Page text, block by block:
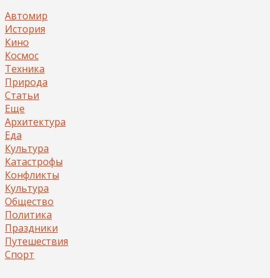
Автомир
История
Кино
Космос
Техника
Природа
Статьи
Еще
Архитектура
Еда
Культура
Катастрофы
Конфликты
Культура
Общество
Политика
Праздники
Путешествия
Спорт